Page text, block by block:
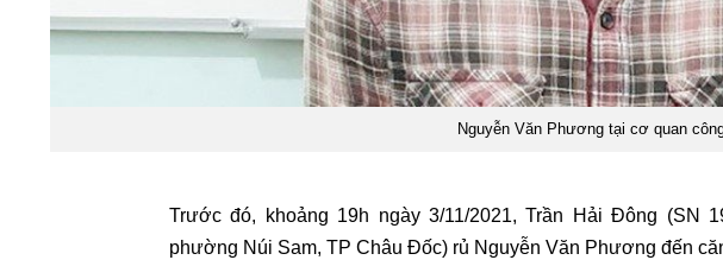
Nguyễn Văn Phương tại cơ quan
Trước đó, khoảng 19h ngày 3/11/2021, Trần Hải Đông (SN
phường Núi Sam, TP Châu Đốc) rủ Nguyễn Văn Phương đến